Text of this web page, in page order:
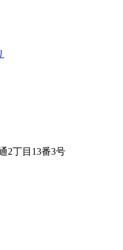
2丁目13番3号